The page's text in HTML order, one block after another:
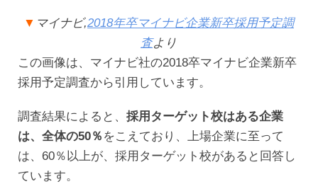
▼ マイナビ,2018年卒マイナビ企業新卒採用予定調
査より
この画像は、マイナビ社の2018卒マイナビ企業新卒
採用予定調査から引用しています。
調査結果によると、 採用ターゲット校はある企業
は、全体の50％ をこえており、上場企業に至って
は、60％以上が、採用ターゲット校があると回答し
ています。